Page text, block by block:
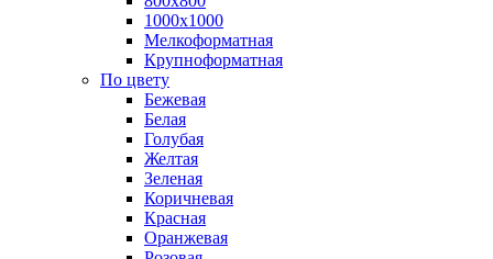
1000х1000
Мелкоформатная
Крупноформатная
По цвету
Бежевая
Белая
Голубая
Желтая
Зеленая
Коричневая
Красная
Оранжевая